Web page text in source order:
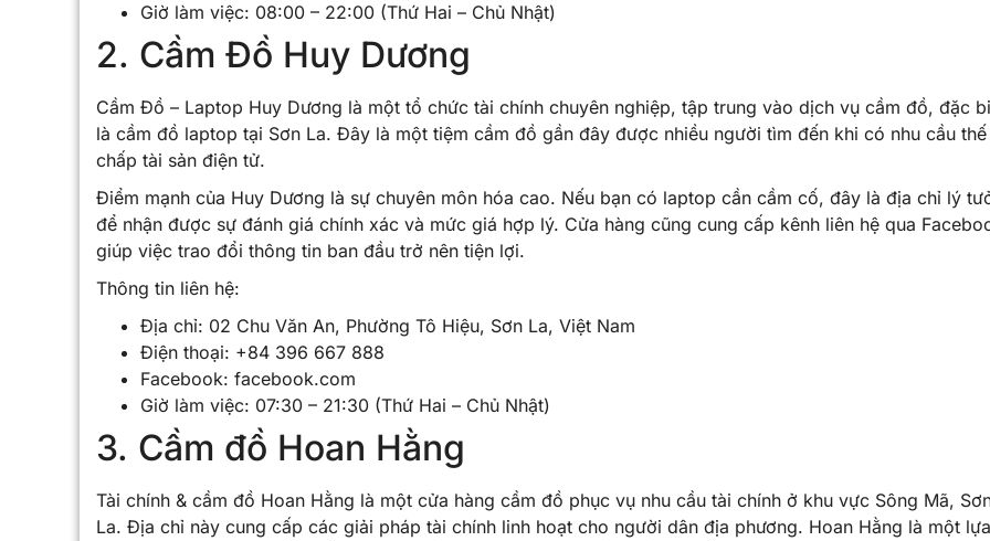
Giờ làm việc: 08:00 – 22:00 (Thứ Hai – Chủ Nhật)
2. Cầm Đồ Huy Dương
Cầm Đồ – Laptop Huy Dương là một tổ chức tài chính chuyên nghiệp, tập trung vào dịch vụ cầm đồ, đặc
là cầm đồ laptop tại Sơn La. Đây là một tiệm cầm đồ gần đây được nhiều người tìm đến khi có nhu cầu thế
chấp tài sản điện tử.
Điểm mạnh của Huy Dương là sự chuyên môn hóa cao. Nếu bạn có laptop cần cầm cố, đây là địa chỉ lý
để nhận được sự đánh giá chính xác và mức giá hợp lý. Cửa hàng cũng cung cấp kênh liên hệ qua
giúp việc trao đổi thông tin ban đầu trở nên tiện lợi.
Thông tin liên hệ:
Địa chỉ: 02 Chu Văn An, Phường Tô Hiệu, Sơn La, Việt Nam
Điện thoại: +84 396 667 888
Facebook: facebook.com
Giờ làm việc: 07:30 – 21:30 (Thứ Hai – Chủ Nhật)
3. Cầm đồ Hoan Hằng
Tài chính & cầm đồ Hoan Hằng là một cửa hàng cầm đồ phục vụ nhu cầu tài chính ở khu vực Sông Mã,
La. Địa chỉ này cung cấp các giải pháp tài chính linh hoạt cho người dân địa phương. Hoan Hằng là một lựa